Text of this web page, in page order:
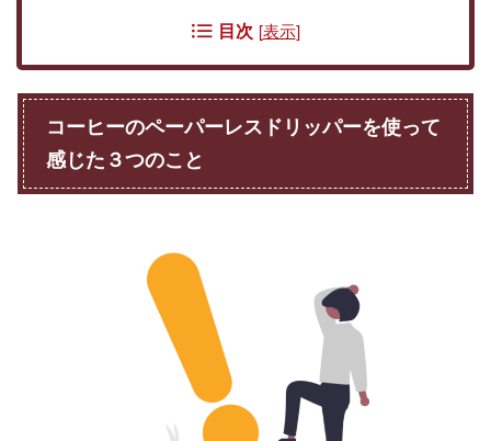
目次 [表示]
コーヒーのペーパーレスドリッパーを使って
感じた３つのこと